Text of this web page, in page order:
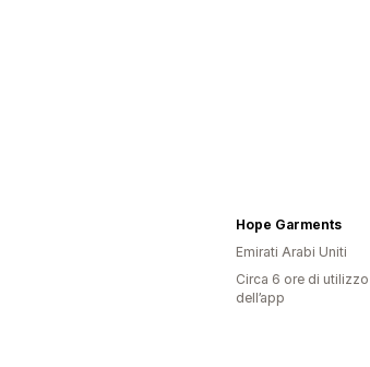
Hope Garments
Emirati Arabi Uniti
Circa 6 ore di utilizzo
dell’app